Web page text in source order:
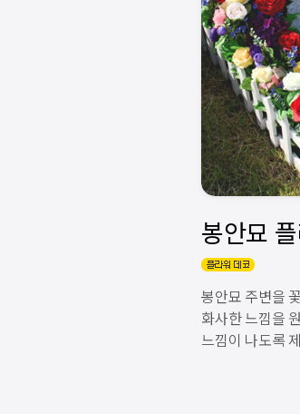
봉안묘 주변을
화사한 느낌을
느낌이 나도록